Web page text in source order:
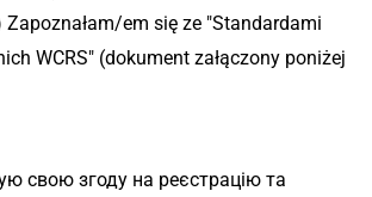
em się ze "Standardami
WCRS" (dokument załączony poniżej
свою згоду на реєстрацію та